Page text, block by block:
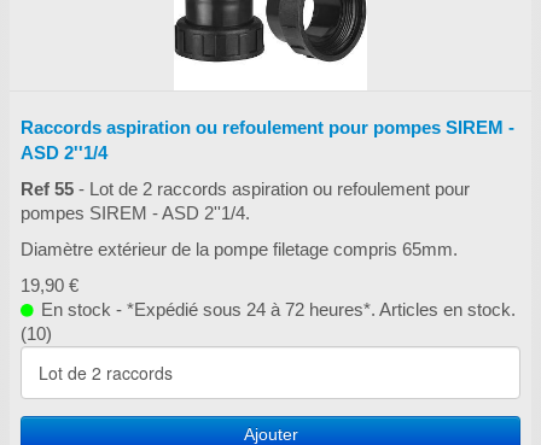
Raccords aspiration ou refoulement pour pompes SIREM -
ASD 2''1/4
Ref 55 - Lot de 2 raccords aspiration ou refoulement pour
pompes SIREM - ASD 2''1/4.
Diamètre extérieur de la pompe filetage compris 65mm.
19,90 €
En stock - *Expédié sous 24 à 72 heures*. Articles en stock.
(10)
Ajouter